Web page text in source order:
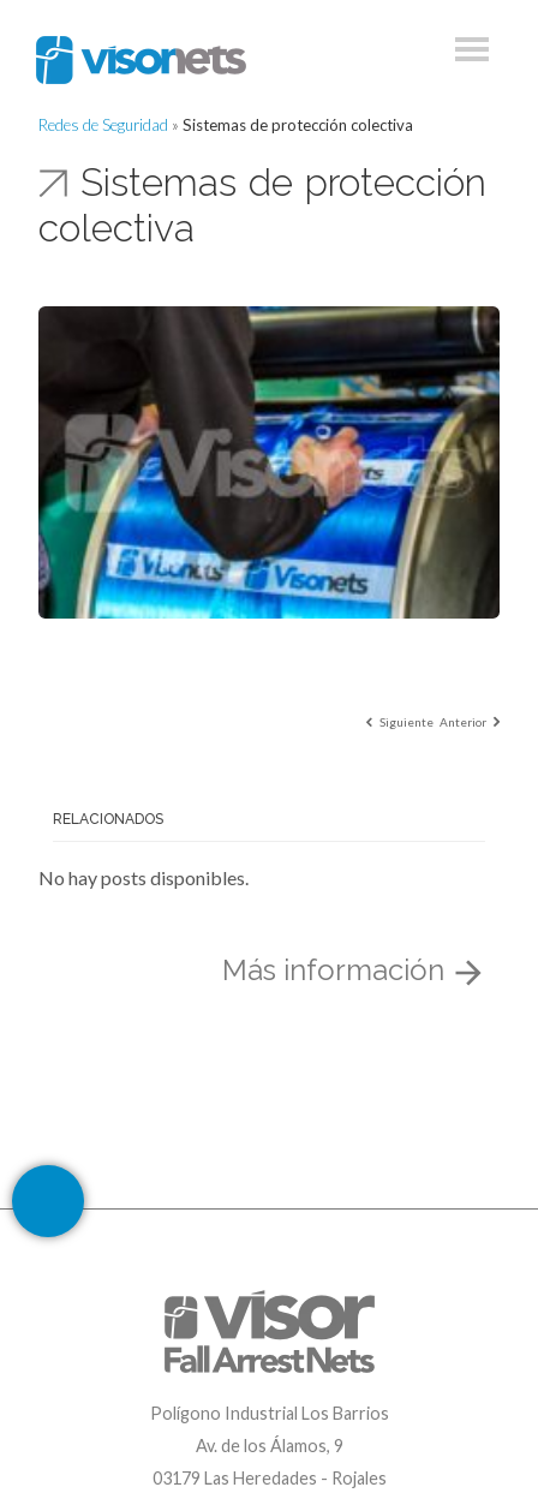
Redes de Seguridad » Sistemas de protección colectiva
Sistemas de protección
colectiva
Siguiente Anterior
RELACIONADOS
No hay posts disponibles.
Más información
Polígono Industrial Los Barrios
Av. de los Álamos, 9
03179 Las Heredades - Rojales